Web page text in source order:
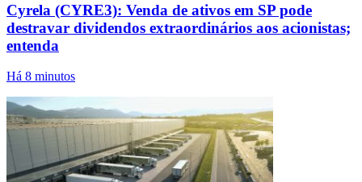
Cyrela (CYRE3): Venda de ativos em SP pode
destravar dividendos extraordinários aos acionistas;
entenda
Há 8 minutos